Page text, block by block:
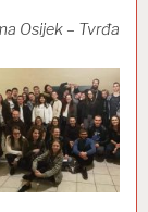
Osijek – Tvrđa